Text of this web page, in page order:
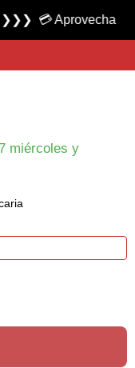
miércoles y
las 3